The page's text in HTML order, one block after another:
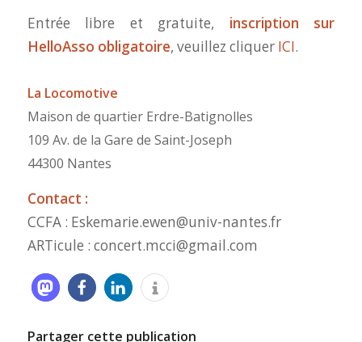
Entrée libre et gratuite, inscription sur
HelloAsso obligatoire, veuillez cliquer ICI.
La Locomotive
Maison de quartier Erdre-Batignolles
109 Av. de la Gare de Saint-Joseph
44300 Nantes
Contact :
CCFA : Eskemarie.ewen@univ-nantes.fr
ARTicule : concert.mcci@gmail.com
Partager cette publication